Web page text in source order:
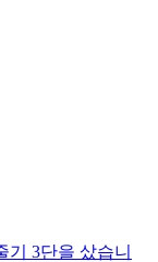
3단을 샀습니